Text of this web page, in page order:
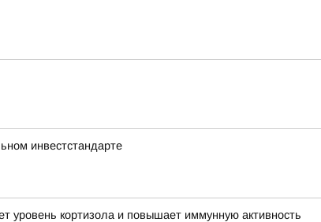
инвестстандарте
уровень кортизола и повышает иммунную активность